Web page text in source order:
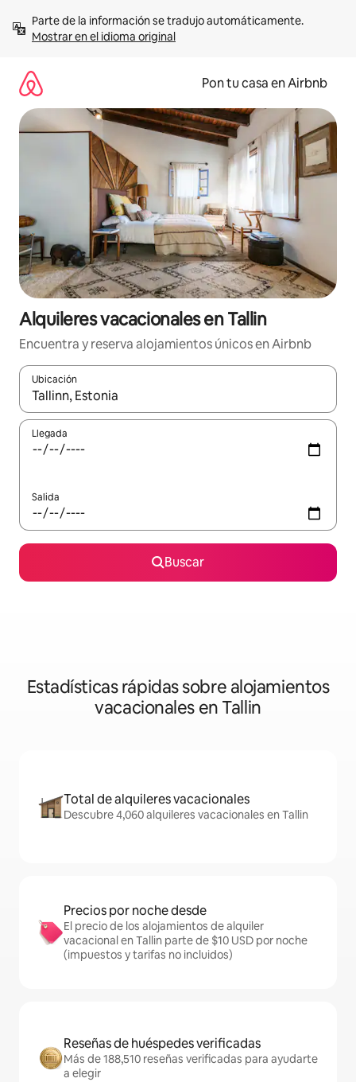
contenidoMostrar en el idioma original
Pon tu casa en Airbnb
Alquileres vacacionales en Tallin
Encuentra y reserva alojamientos únicos en Airbnb
Ubicación
Cuando los resultados estén disponibles, navega con las
Llegada
Salida
Buscar
Estadísticas rápidas sobre alojamientos
vacacionales en Tallin
Total de alquileres vacacionales
Descubre 4,060 alquileres vacacionales en Tallin
Precios por noche desde
El precio de los alojamientos de alquiler
vacacional en Tallin parte de $10 USD por noche
(impuestos y tarifas no incluidos)
Reseñas de huéspedes verificadas
Más de 188,510 reseñas verificadas para ayudarte
a elegir